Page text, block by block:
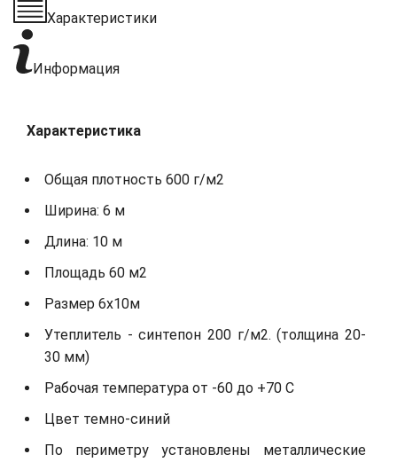
Характеристики
Информация
Характеристика
Общая плотность 600 г/м2
Ширина: 6 м
Длина: 10 м
Площадь 60 м2
Размер 6х10м
Утеплитель - синтепон 200 г/м2. (толщина 20-
30 мм)
Рабочая температура от -60 до +70 С
Цвет темно-синий
По периметру установлены металлические